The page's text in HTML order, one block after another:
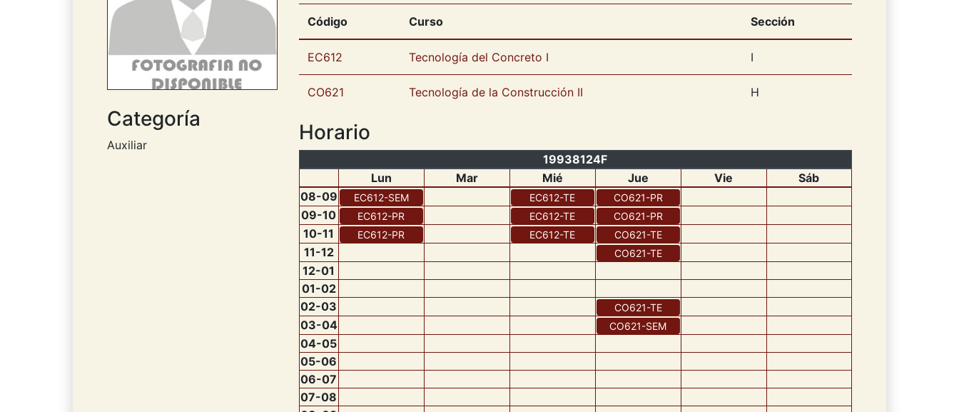
Categoría
Auxiliar
Código Curso Sección
EC612 Tecnología del Concreto I I
CO621 Tecnología de la Construcción II H
Horario
19938124F
Lun
Mar Mié Jue Vie
Sáb
08-09 EC612-SEM EC612-TE CO621-PR
09-10 EC612-PR EC612-TE CO621-PR
10-11 EC612-PR EC612-TE CO621-TE
11-12 CO621-TE
12-01
01-02
02-03 CO621-TE
03-04 CO621-SEM
04-05
05-06
06-07
07-08